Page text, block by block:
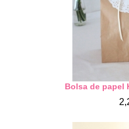
Bolsa de papel